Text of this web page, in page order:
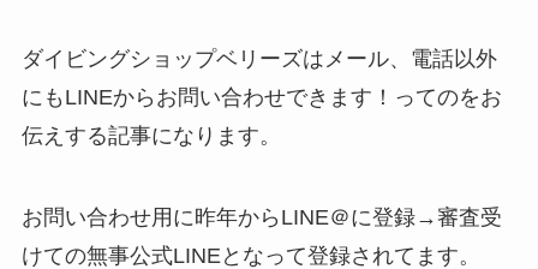
ダイビングショップベリーズはメール、電話以外
にもLINEからお問い合わせできます！ってのをお
伝えする記事になります。
お問い合わせ用に昨年からLINE＠に登録→審査受
けての無事公式LINEとなって登録されてます。